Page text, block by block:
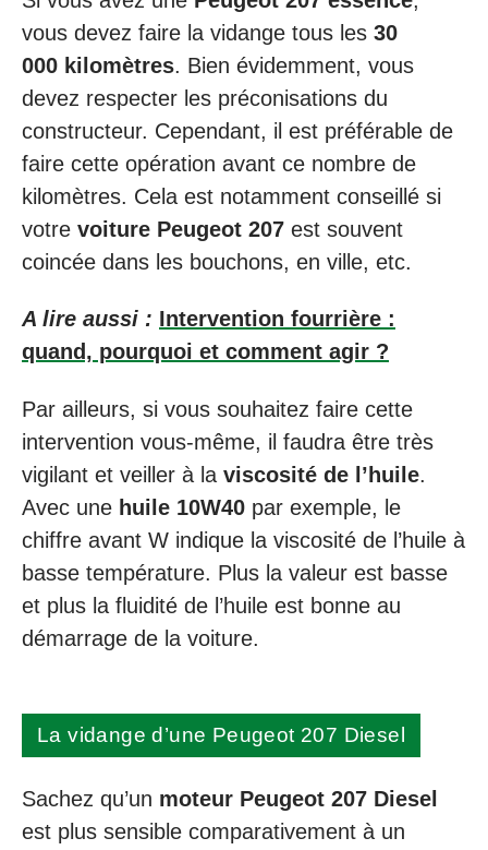
vous devez faire la vidange tous les 30
000 kilomètres. Bien évidemment, vous
devez respecter les préconisations du
constructeur. Cependant, il est préférable de
faire cette opération avant ce nombre de
kilomètres. Cela est notamment conseillé si
votre voiture Peugeot 207 est souvent
coincée dans les bouchons, en ville, etc.
A lire aussi : Intervention fourrière :
quand, pourquoi et comment agir ?
Par ailleurs, si vous souhaitez faire cette
intervention vous-même, il faudra être très
vigilant et veiller à la viscosité de l’huile.
Avec une huile 10W40 par exemple, le
chiffre avant W indique la viscosité de l’huile à
basse température. Plus la valeur est basse
et plus la fluidité de l’huile est bonne au
démarrage de la voiture.
La vidange d’une Peugeot 207 Diesel
Sachez qu’un moteur Peugeot 207 Diesel
est plus sensible comparativement à un